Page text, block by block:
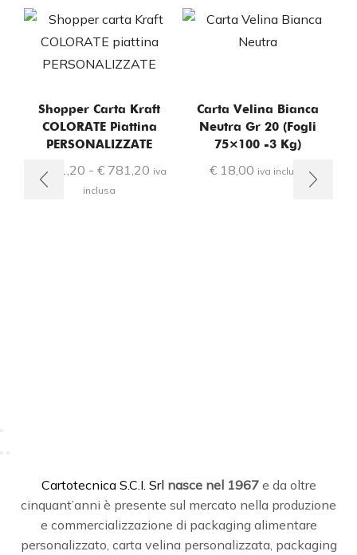
Shopper Carta Kraft
COLORATE Piattina
PERSONALIZZATE
151,20 - €781,20 iva
inclusa
Carta Velina Bianca
Neutra Gr 20 (fogli
75×100 -3 Kg)
€ 18,00 iva inclusa
Cartotecnica S.C.I. Srl nasce nel 1967e da oltre
cinquant’anni è presente sul mercato nella produzione
e commercializzazione di packaging alimentare
personalizzato, carta velina personalizzata, packaging